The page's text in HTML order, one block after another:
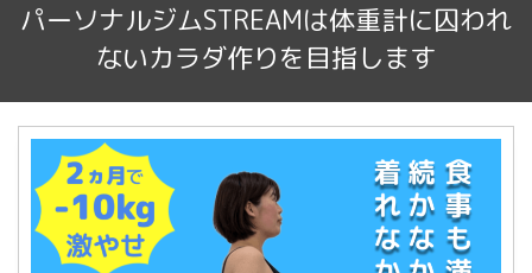
パーソナルジムSTREAMは体重計に囚われ
ないカラダ作りを目指します